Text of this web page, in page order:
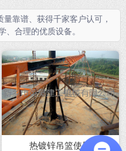
靠谱、获得千家客户认可，
、合理的优质设备。
热镀锌吊篮使用